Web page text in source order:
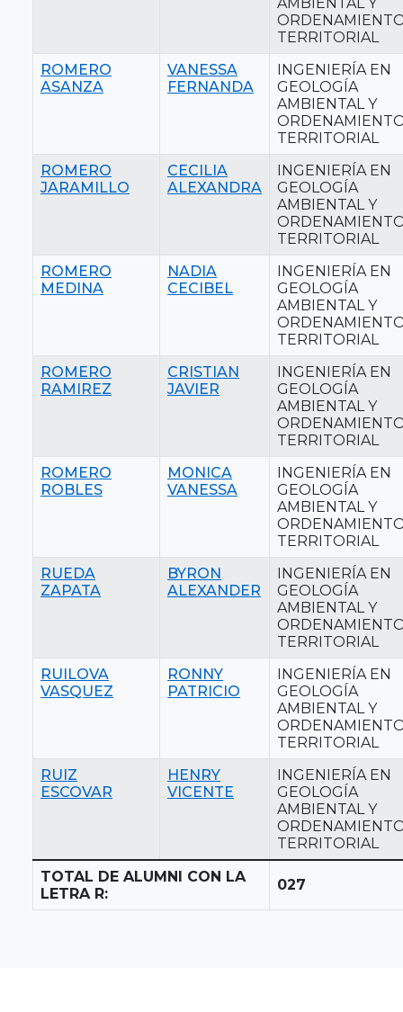
TERRITORIAL
ROMERO
ASANZA
VANESSA
FERNANDA
INGENIERÍA EN
GEOLOGÍA
AMBIENTAL Y
TERRITORIAL
ROMERO
JARAMILLO
CECILIA
ALEXANDRA
INGENIERÍA EN
GEOLOGÍA
AMBIENTAL Y
TERRITORIAL
ROMERO
MEDINA
NADIA
CECIBEL
INGENIERÍA EN
GEOLOGÍA
AMBIENTAL Y
TERRITORIAL
ROMERO
RAMIREZ
CRISTIAN
JAVIER
INGENIERÍA EN
GEOLOGÍA
AMBIENTAL Y
TERRITORIAL
ROMERO
ROBLES
MONICA
VANESSA
INGENIERÍA EN
GEOLOGÍA
AMBIENTAL Y
TERRITORIAL
RUEDA
ZAPATA
BYRON
ALEXANDER
INGENIERÍA EN
GEOLOGÍA
AMBIENTAL Y
TERRITORIAL
RUILOVA
VASQUEZ
RONNY
PATRICIO
INGENIERÍA EN
GEOLOGÍA
AMBIENTAL Y
TERRITORIAL
RUIZ
ESCOVAR
HENRY
VICENTE
INGENIERÍA EN
GEOLOGÍA
AMBIENTAL Y
TERRITORIAL
TOTAL DE ALUMNI CON LA
LETRA R:
027